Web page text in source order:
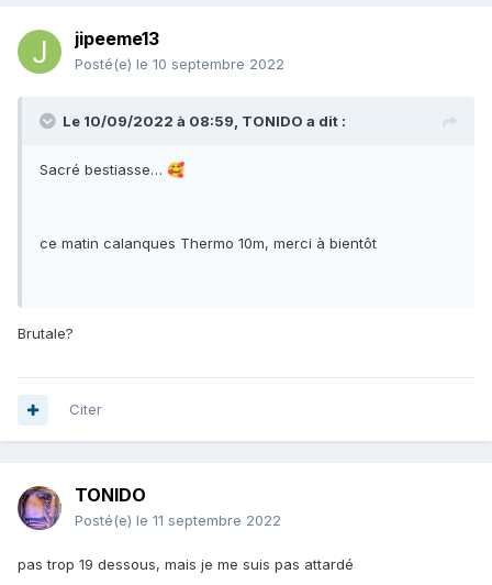
jipeeme13
Posté(e) le 10 septembre 2022
Le 10/09/2022 à 08:59, TONIDO a dit :
Sacré bestiasse… 🥰
ce matin calanques Thermo 10m, merci à bientôt
Brutale?
Citer
TONIDO
Posté(e) le 11 septembre 2022
pas trop 19 dessous, mais je me suis pas attardé